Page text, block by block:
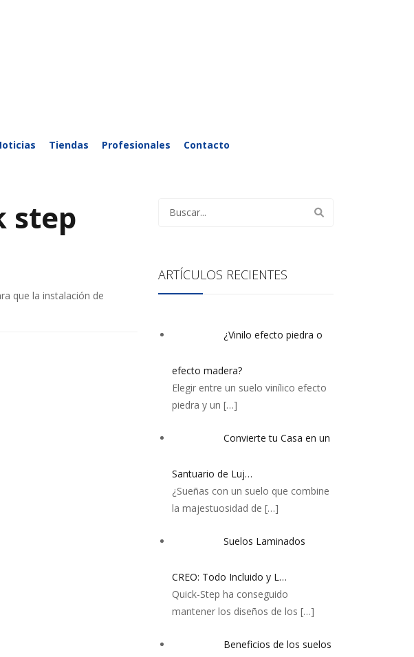
Tiendas Profesionales Contacto
step
que la instalación de
ARTÍCULOS RECIENTES
¿Vinilo efecto piedra o
efecto madera?
Elegir entre un suelo vinílico efecto
piedra y un […]
Convierte tu Casa en un
Santuario de Luj…
¿Sueñas con un suelo que combine
la majestuosidad de […]
Suelos Laminados
CREO: Todo Incluido y L…
Quick-Step ha conseguido
mantener los diseños de los […]
Beneficios de los suelos